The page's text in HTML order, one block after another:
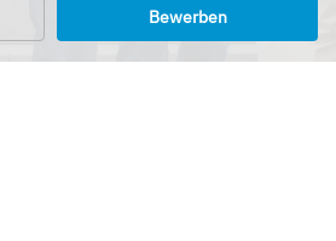
Bewerben